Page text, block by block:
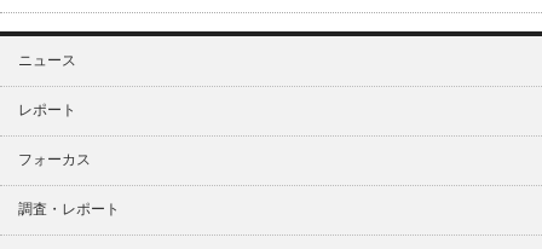
ニュース
レポート
フォーカス
調査・レポート